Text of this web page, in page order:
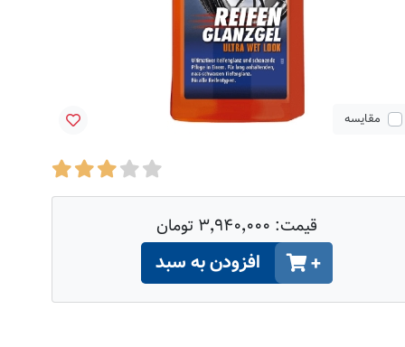
مقایسه
قیمت: ۳٬۹۴۰٬۰۰۰ تومان
+ افزودن به سبد